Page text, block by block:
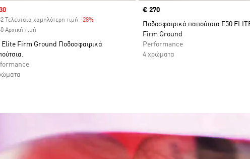
price
Τελευταία χαμηλότερη τιμή -28%Discount
Αρχική τιμή
Elite Firm Ground Ποδοσφαιρικά
Price
€ 270
Ποδοσφαιρικά παπούτσια F50
Firm Ground
Performance
4 χρώματα